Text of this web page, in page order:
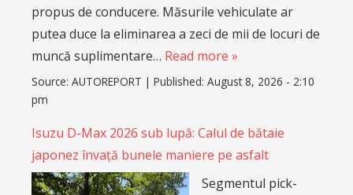
propus de conducere. Măsurile vehiculate ar
putea duce la eliminarea a zeci de mii de locuri de
muncă suplimentare… Read more »
Source: AUTOREPORT | Published: August 8, 2026 - 2:10
pm
Isuzu D-Max 2026 sub lupă: Calul de bătaie
japonez învață bunele maniere pe asfalt
Segmentul pick-